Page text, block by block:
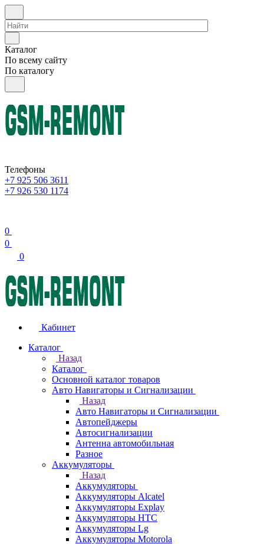
Каталог
По всему сайту
По каталогу
Телефоны
+7 925 506 3611
+7 926 530 1174
0
0
0
Кабинет
Каталог
Назад
Каталог
Основной каталог товаров
Авто Навигаторы и Сигнализации
Назад
Авто Навигаторы и Сигнализации
Автопейджеры
Автосигнализации
Антенна автомобильная
Разное
Аккумуляторы
Назад
Аккумуляторы
Аккумуляторы Alcatel
Аккумуляторы Explay
Аккумуляторы HTC
Аккумуляторы Lg
Аккумуляторы Motorola